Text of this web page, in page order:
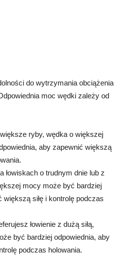
do wytrzymania obciążenia
moc wędki zależy od
ryby, wędka o większej
aby zapewnić większą
łowiskach o trudnym dnie lub z
mocy może być bardziej
siłę i kontrolę podczas
łowienie z dużą siłą,
być bardziej odpowiednia, aby
podczas holowania.